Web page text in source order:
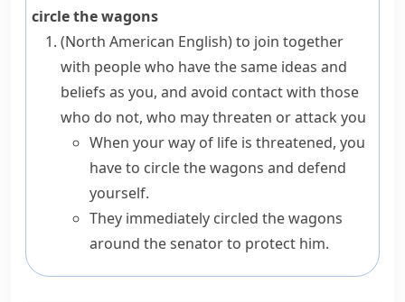
circle the wagons
(North American English)to join together
with people who have the same ideas and
beliefs as you, and avoid contact with those
who do not, who may threaten or attack you
When your way of life is threatened, you
have to circle the wagons and defend
yourself.
They immediately circled the wagons
around the senator to protect him.